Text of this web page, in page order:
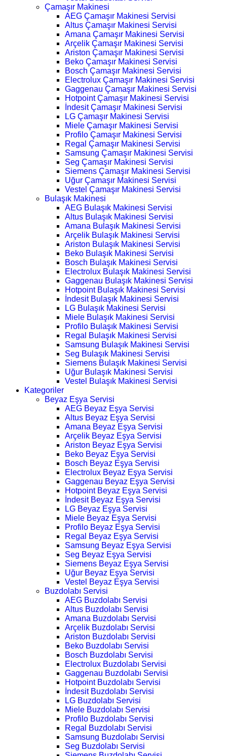
Çamaşır Makinesi
AEG Çamaşır Makinesi Servisi
Altus Çamaşır Makinesi Servisi
Amana Çamaşır Makinesi Servisi
Arçelik Çamaşır Makinesi Servisi
Ariston Çamaşır Makinesi Servisi
Beko Çamaşır Makinesi Servisi
Bosch Çamaşır Makinesi Servisi
Electrolux Çamaşır Makinesi Servisi
Gaggenau Çamaşır Makinesi Servisi
Hotpoint Çamaşır Makinesi Servisi
İndesit Çamaşır Makinesi Servisi
LG Çamaşır Makinesi Servisi
Miele Çamaşır Makinesi Servisi
Profilo Çamaşır Makinesi Servisi
Regal Çamaşır Makinesi Servisi
Samsung Çamaşır Makinesi Servisi
Seg Çamaşır Makinesi Servisi
Siemens Çamaşır Makinesi Servisi
Uğur Çamaşır Makinesi Servisi
Vestel Çamaşır Makinesi Servisi
Bulaşık Makinesi
AEG Bulaşık Makinesi Servisi
Altus Bulaşık Makinesi Servisi
Amana Bulaşık Makinesi Servisi
Arçelik Bulaşık Makinesi Servisi
Ariston Bulaşık Makinesi Servisi
Beko Bulaşık Makinesi Servisi
Bosch Bulaşık Makinesi Servisi
Electrolux Bulaşık Makinesi Servisi
Gaggenau Bulaşık Makinesi Servisi
Hotpoint Bulaşık Makinesi Servisi
İndesit Bulaşık Makinesi Servisi
LG Bulaşık Makinesi Servisi
Miele Bulaşık Makinesi Servisi
Profilo Bulaşık Makinesi Servisi
Regal Bulaşık Makinesi Servisi
Samsung Bulaşık Makinesi Servisi
Seg Bulaşık Makinesi Servisi
Siemens Bulaşık Makinesi Servisi
Uğur Bulaşık Makinesi Servisi
Vestel Bulaşık Makinesi Servisi
Kategoriler
Beyaz Eşya Servisi
AEG Beyaz Eşya Servisi
Altus Beyaz Eşya Servisi
Amana Beyaz Eşya Servisi
Arçelik Beyaz Eşya Servisi
Ariston Beyaz Eşya Servisi
Beko Beyaz Eşya Servisi
Bosch Beyaz Eşya Servisi
Electrolux Beyaz Eşya Servisi
Gaggenau Beyaz Eşya Servisi
Hotpoint Beyaz Eşya Servisi
İndesit Beyaz Eşya Servisi
LG Beyaz Eşya Servisi
Miele Beyaz Eşya Servisi
Profilo Beyaz Eşya Servisi
Regal Beyaz Eşya Servisi
Samsung Beyaz Eşya Servisi
Seg Beyaz Eşya Servisi
Siemens Beyaz Eşya Servisi
Uğur Beyaz Eşya Servisi
Vestel Beyaz Eşya Servisi
Buzdolabı Servisi
AEG Buzdolabı Servisi
Altus Buzdolabı Servisi
Amana Buzdolabı Servisi
Arçelik Buzdolabı Servisi
Ariston Buzdolabı Servisi
Beko Buzdolabı Servisi
Bosch Buzdolabı Servisi
Electrolux Buzdolabı Servisi
Gaggenau Buzdolabı Servisi
Hotpoint Buzdolabı Servisi
İndesit Buzdolabı Servisi
LG Buzdolabı Servisi
Miele Buzdolabı Servisi
Profilo Buzdolabı Servisi
Regal Buzdolabı Servisi
Samsung Buzdolabı Servisi
Seg Buzdolabı Servisi